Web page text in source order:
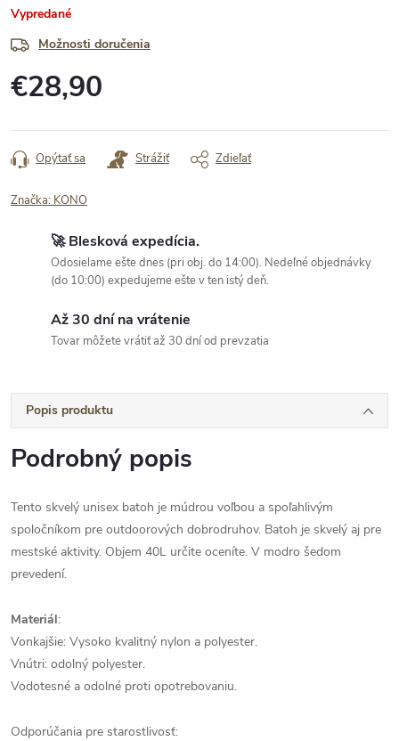
Vypredané
Možnosti doručenia
€28,90
cena:
Opýtať sa Strážiť Zdieľať
Značka: KONO
🚀 Blesková expedícia.
Odosielame ešte dnes (pri obj. do 14:00). Nedeľné objednávky
(do 10:00) expedujeme ešte v ten istý deň.
Až 30 dní na vrátenie
Tovar môžete vrátiť až 30 dní od prevzatia
Popis produktu
Podrobný popis
Tento skvelý unisex batoh je múdrou voľbou a spoľahlivým
spoločníkom pre outdoorových dobrodruhov. Batoh je skvelý aj pre
mestské aktivity. Objem 40L určite oceníte. V modro šedom
prevedení.
Materiál:
Vonkajšie: Vysoko kvalitný nylon a polyester.
Vnútri: odolný polyester.
Vodotesné a odolné proti opotrebovaniu.
Odporúčania pre starostlivosť: